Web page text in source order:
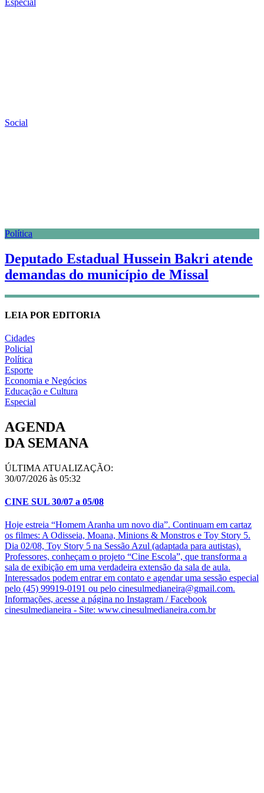
Social
Política
Deputado Estadual Hussein Bakri atende
demandas do município de Missal
LEIA POR EDITORIA
Cidades
Policial
Política
Esporte
Economia e Negócios
Educação e Cultura
Especial
AGENDA
DA SEMANA
ÚLTIMA ATUALIZAÇÃO:
30/07/2026 às 05:32
CINE SUL 30/07 a 05/08
Hoje estreia “Homem Aranha um novo dia”. Continuam em cartaz
os filmes: A Odisseia, Moana, Minions & Monstros e Toy Story 5.
Dia 02/08, Toy Story 5 na Sessão Azul (adaptada para autistas).
Professores, conheçam o projeto “Cine Escola”, que transforma a
sala de exibição em uma verdadeira extensão da sala de aula.
Interessados podem entrar em contato e agendar uma sessão especial
pelo (45) 99919-0191 ou pelo cinesulmedianeira@gmail.com.
Informações, acesse a página no Instagram / Facebook
cinesulmedianeira - Site: www.cinesulmedianeira.com.br